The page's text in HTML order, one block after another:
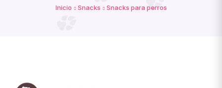
Inicio Snacks Snacks para perros